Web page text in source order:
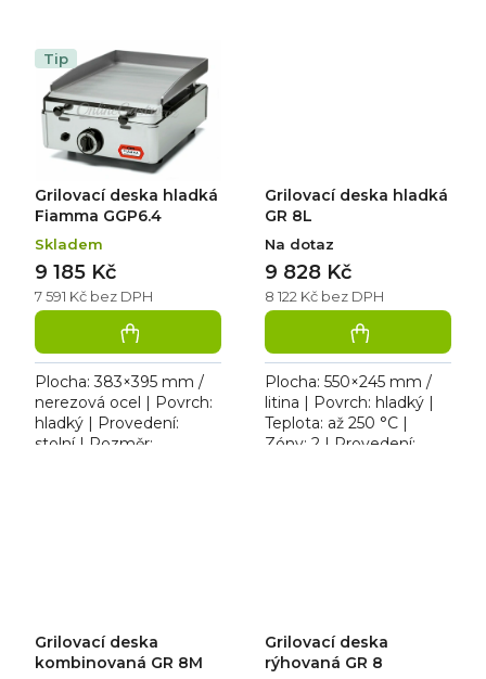
Elektrická grilovací...
Tip
Grilovací deska hladká
Fiamma GGP6.4
Skladem
7 591 Kč bez DPH
9 185 Kč
Plocha: 383×395 mm /
nerezová ocel | Povrch:
hladký | Provedení:
stolní | Rozměr:
Grilovací deska hladká
GR 8L
Na dotaz
8 122 Kč bez DPH
9 828 Kč
Plocha: 550×245 mm /
litina | Povrch: hladký |
Teplota: až 250 °C |
Zóny: 2 | Provedení:
Grilovací deska
kombinovaná GR 8M
Grilovací deska
rýhovaná GR 8